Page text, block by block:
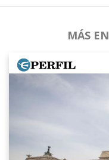
MÁS EN